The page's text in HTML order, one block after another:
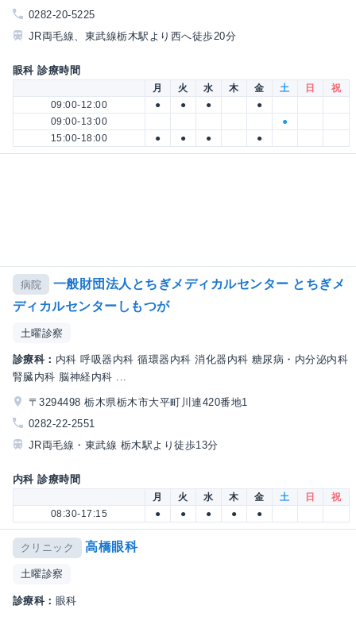
0282-20-5225
JR両毛線、東武線栃木駅より西へ徒歩20分
眼科 診療時間
月 火 水 木 金 土 日
祝
09:00-12:00
● ● ●
●
09:00-13:00
●
15:00-18:00
● ● ● ●
病院
一般財団法人とちぎメディカルセンター とちぎメ
ディカルセンターしもつが
土曜診察
診療科： 内科 呼吸器内科 循環器内科 消化器内科 糖尿病・内分泌内科
腎臓内科 脳神経内科 ...
〒3294498 栃木県栃木市大平町川連420番地1
0282-22-2551
JR両毛線・東武線 栃木駅より徒歩13分
内科 診療時間
月 火 水 木 金 土 日
祝
08:30-17:15
● ● ● ● ●
クリニック 高橋眼科
土曜診察
診療科： 眼科